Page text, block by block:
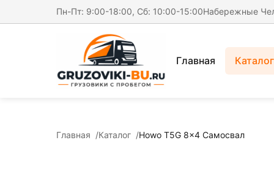
Пн-Пт: 9:00-18:00, Сб: 10:00-15:00Набережные
Главная Каталог
Главная Каталог Howo T5G 8x4 Самосвал